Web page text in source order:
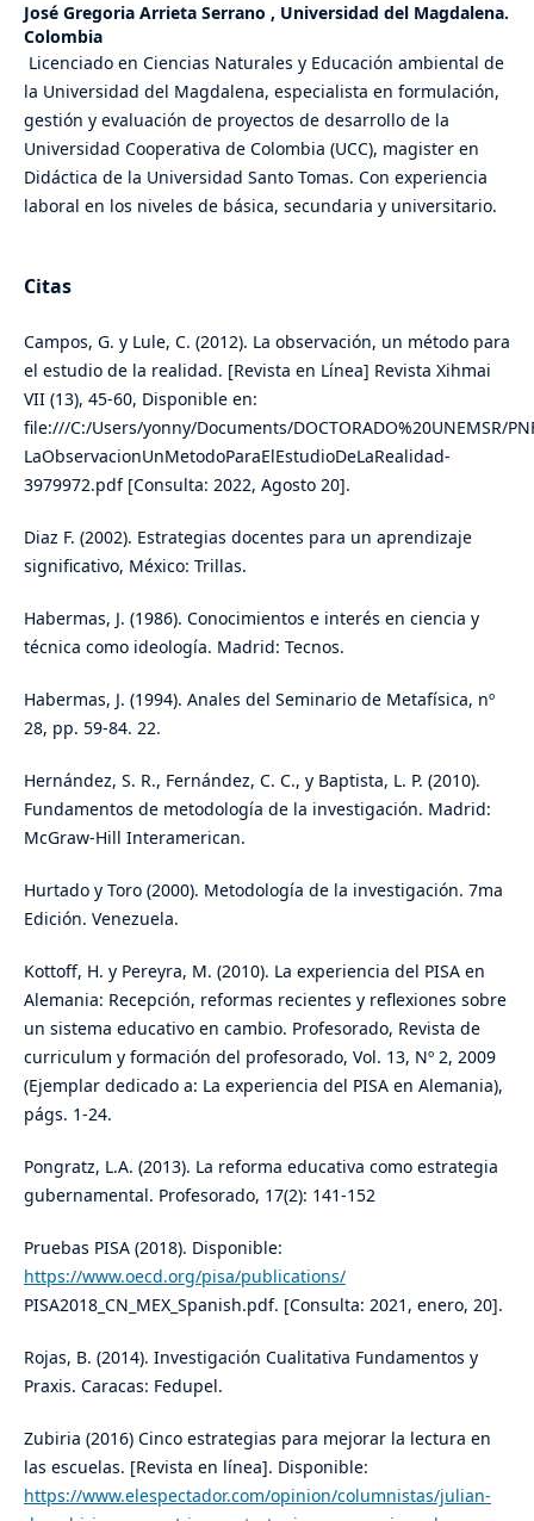
José Gregoria Arrieta Serrano , Universidad del Magdalena.
Colombia
Licenciado en Ciencias Naturales y Educación ambiental de
la Universidad del Magdalena, especialista en formulación,
gestión y evaluación de proyectos de desarrollo de la
Universidad Cooperativa de Colombia (UCC), magister en
Didáctica de la Universidad Santo Tomas. Con experiencia
laboral en los niveles de básica, secundaria y universitario.
Citas
Campos, G. y Lule, C. (2012). La observación, un método para
el estudio de la realidad. [Revista en Línea] Revista Xihmai
VII (13), 45-60, Disponible en:
file:///C:/Users/yonny/Documents/DOCTORADO%20UNEMSR/
LaObservacionUnMetodoParaElEstudioDeLaRealidad-
3979972.pdf [Consulta: 2022, Agosto 20].
Diaz F. (2002). Estrategias docentes para un aprendizaje
significativo, México: Trillas.
Habermas, J. (1986). Conocimientos e interés en ciencia y
técnica como ideología. Madrid: Tecnos.
Habermas, J. (1994). Anales del Seminario de Metafísica, nº
28, pp. 59-84. 22.
Hernández, S. R., Fernández, C. C., y Baptista, L. P. (2010).
Fundamentos de metodología de la investigación. Madrid:
McGraw-Hill Interamerican.
Hurtado y Toro (2000). Metodología de la investigación. 7ma
Edición. Venezuela.
Kottoff, H. y Pereyra, M. (2010). La experiencia del PISA en
Alemania: Recepción, reformas recientes y reflexiones sobre
un sistema educativo en cambio. Profesorado, Revista de
curriculum y formación del profesorado, Vol. 13, Nº 2, 2009
(Ejemplar dedicado a: La experiencia del PISA en Alemania),
págs. 1-24.
Pongratz, L.A. (2013). La reforma educativa como estrategia
gubernamental. Profesorado, 17(2): 141-152
Pruebas PISA (2018). Disponible:
https://www.oecd.org/pisa/publications/
PISA2018_CN_MEX_Spanish.pdf. [Consulta: 2021, enero, 20].
Rojas, B. (2014). Investigación Cualitativa Fundamentos y
Praxis. Caracas: Fedupel.
Zubiria (2016) Cinco estrategias para mejorar la lectura en
las escuelas. [Revista en línea]. Disponible:
https://www.elespectador.com/opinion/columnistas/julian-